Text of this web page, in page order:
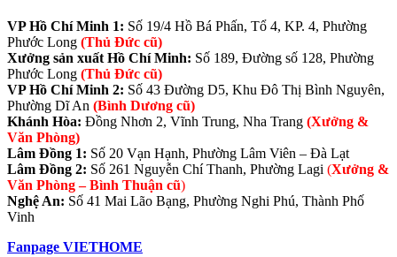
VP Hồ Chí Minh 1: Số 19/4 Hồ Bá Phấn, Tổ 4, KP. 4, Phường
Phước Long (Thủ Đức cũ)
Xưởng sản xuất Hồ Chí Minh: Số 189, Đường số 128, Phường
Phước Long (Thủ Đức cũ)
VP Hồ Chí Minh 2: Số 43 Đường D5, Khu Đô Thị Bình Nguyên,
Phường Dĩ An (Bình Dương cũ)
Khánh Hòa: Đồng Nhơn 2, Vĩnh Trung, Nha Trang (Xưởng &
Văn Phòng)
Lâm Đồng 1: Số 20 Vạn Hạnh, Phường Lâm Viên – Đà Lạt
Lâm Đồng 2: Số 261 Nguyễn Chí Thanh, Phường Lagi (Xưởng &
Văn Phòng – Bình Thuận cũ)
Nghệ An: Số 41 Mai Lão Bạng, Phường Nghi Phú, Thành Phố
Vinh
Fanpage VIETHOME